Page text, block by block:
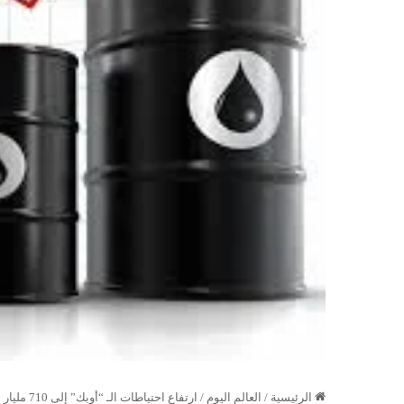
الرئيسية / العالم اليوم / ارتفاع احتياطات الـ “أوبك” إلى 710 مليار برميل